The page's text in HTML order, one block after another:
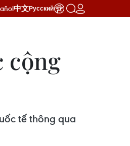
中文Русский
cộng
tế thông qua